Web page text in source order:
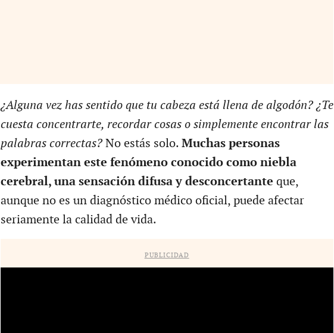
¿Alguna vez has sentido que tu cabeza está llena de algodón? ¿Te
cuesta concentrarte, recordar cosas o simplemente encontrar las
palabras correctas? No estás solo. Muchas personas
experimentan este fenómeno conocido como niebla
cerebral, una sensación difusa y desconcertante que,
aunque no es un diagnóstico médico oficial, puede afectar
seriamente la calidad de vida.
PUBLICIDAD